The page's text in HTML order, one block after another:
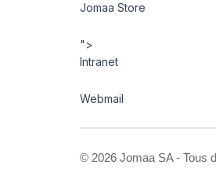
Jomaa Store
">
Intranet
Webmail
© 2026 Jomaa SA - Tous